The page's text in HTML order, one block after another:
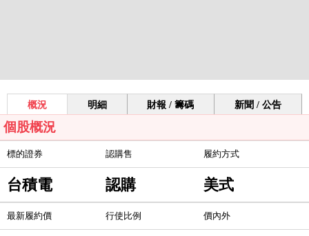
概況 明細 財報 / 籌碼 新聞 / 公告
個股概況
標的證券 認購售 履約方式
台積電 認購 美式
最新履約價 行使比例 價內外